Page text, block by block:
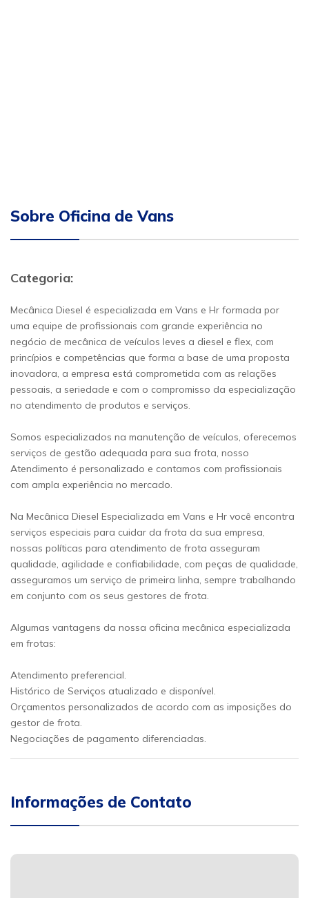
Sobre Oficina de Vans
Categoria:
Mecânica Diesel é especializada em Vans e Hr formada por
uma equipe de profissionais com grande experiência no
negócio de mecânica de veículos leves a diesel e flex, com
princípios e competências que forma a base de uma proposta
inovadora, a empresa está comprometida com as relações
pessoais, a seriedade e com o compromisso da especialização
no atendimento de produtos e serviços.
Somos especializados na manutenção de veículos, oferecemos
serviços de gestão adequada para sua frota, nosso
Atendimento é personalizado e contamos com profissionais
com ampla experiência no mercado.
Na Mecânica Diesel Especializada em Vans e Hr você encontra
serviços especiais para cuidar da frota da sua empresa,
nossas políticas para atendimento de frota asseguram
qualidade, agilidade e confiabilidade, com peças de qualidade,
asseguramos um serviço de primeira linha, sempre trabalhando
em conjunto com os seus gestores de frota.
Algumas vantagens da nossa oficina mecânica especializada
em frotas:
Atendimento preferencial.
Histórico de Serviços atualizado e disponível.
Orçamentos personalizados de acordo com as imposições do
gestor de frota.
Negociações de pagamento diferenciadas.
Informações de Contato